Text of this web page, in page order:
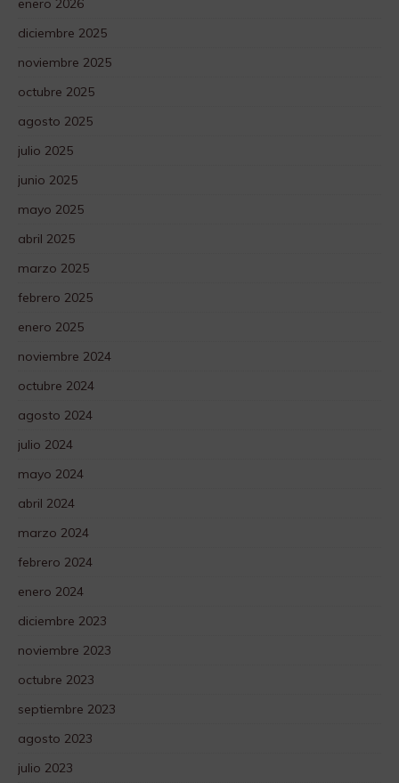
enero 2026
diciembre 2025
noviembre 2025
octubre 2025
agosto 2025
julio 2025
junio 2025
mayo 2025
abril 2025
marzo 2025
febrero 2025
enero 2025
noviembre 2024
octubre 2024
agosto 2024
julio 2024
mayo 2024
abril 2024
marzo 2024
febrero 2024
enero 2024
diciembre 2023
noviembre 2023
octubre 2023
septiembre 2023
agosto 2023
julio 2023